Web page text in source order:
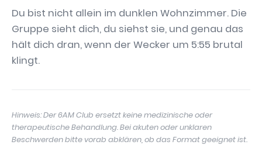
Du bist nicht allein im dunklen Wohnzimmer. Die
Gruppe sieht dich, du siehst sie, und genau das
hält dich dran, wenn der Wecker um 5:55 brutal
klingt.
Hinweis: Der 6AM Club ersetzt keine medizinische oder
therapeutische Behandlung. Bei akuten oder unklaren
Beschwerden bitte vorab abklären, ob das Format geeignet ist.